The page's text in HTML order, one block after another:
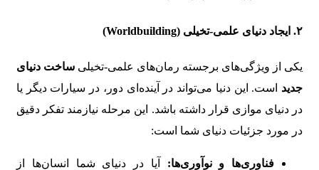
۲. ایجاد دنیای علمی-تخیلی (Worldbuilding)
یکی از ویژگی‌های برجسته رمان‌های علمی-تخیلی ساخت دنیای
جدید است. این دنیا می‌تواند در آینده‌ای دور، در سیارات دیگر یا
در دنیای موازی قرار داشته باشد. این مرحله نیازمند تفکر دقیق
در مورد جزئیات دنیای شما است:
فناوری‌ها و نوآوری‌ها: آیا در دنیای شما انسان‌ها از